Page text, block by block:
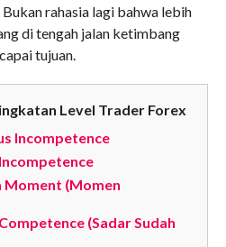
rahasia lagi bahwa lebih
di tengah jalan ketimbang
tujuan.
Level Trader Forex
Incompetence
Moment (Momen
(Sadar Sudah